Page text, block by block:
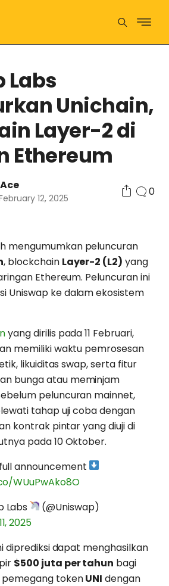
Labs
Unichain,
Layer-2 di
Ethereum
12, 2025
0
mengumumkan peluncuran
, blockchain Layer-2 (L2) yang
Ethereum. Peluncuran ini
Uniswap ke dalam ekosistem
yang dirilis pada 11 Februari,
memiliki waktu pemrosesan
likuiditas swap, serta fitur
bunga atau meminjam
peluncuran mainnet,
tahap uji coba dengan
kontrak pintar yang diuji di
pada 10 Oktober.
announcement
WUuPwAko8O
Labs
(@Uniswap)
2025
diprediksi dapat menghasilkan
$500 juta per tahun bagi
pemegang tokenUNI dengan